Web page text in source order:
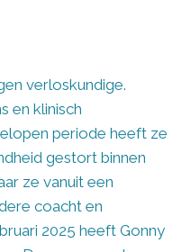
verloskundige.
en klinisch
periode heeft ze
gestort binnen
ze vanuit een
coacht en
2025 heeft Gonny